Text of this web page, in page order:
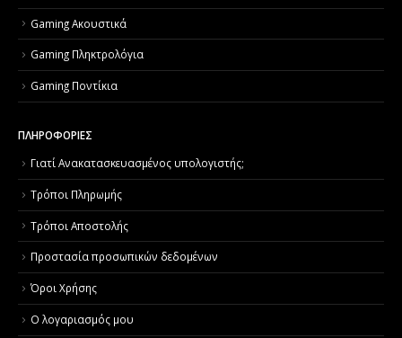
Gaming Ακουστικά
Gaming Πληκτρολόγια
Gaming Ποντίκια
ΠΛΗΡΟΦΟΡΙΕΣ
Γιατί Aνακατασκευασμένος υπολογιστής;
Τρόποι Πληρωμής
Τρόποι Αποστολής
Προστασία προσωπικών δεδομένων
Όροι Χρήσης
Ο λογαριασμός μου